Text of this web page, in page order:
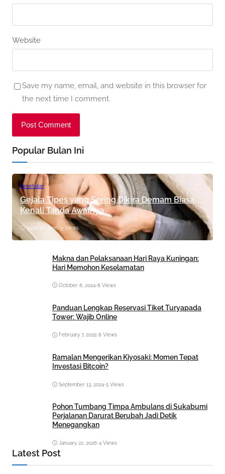
Website
Save my name, email, and website in this browser for
the next time I comment.
Popular Bulan Ini
Kesehatan
Gejala Tipes yang Sering Dikira Demam Biasa,
Kenali Tanda Awalnya
June 16, 2026•9 Views
Makna dan Pelaksanaan Hari Raya Kuningan:
Hari Memohon Keselamatan
October 8, 2024•8 Views
Panduan Lengkap Reservasi Tiket Turyapada
Tower: Wajib Online
February 7, 2025•8 Views
Ramalan Mengerikan Kiyosaki: Momen Tepat
Investasi Bitcoin?
September 13, 2024•5 Views
Pohon Tumbang Timpa Ambulans di Sukabumi
Perjalanan Darurat Berubah Jadi Detik
Menegangkan
January 22, 2026•4 Views
Latest Post